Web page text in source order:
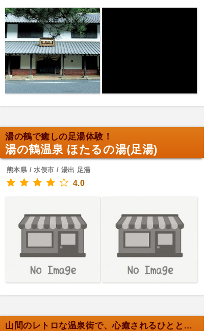
湯の鶴で癒しの足湯体験！
湯の鶴温泉 ほたるの湯(足湯)
熊本県 / 水俣市 / 湯出 足湯
4.0
山間のレトロな温泉街で、心癒されるひとときを。